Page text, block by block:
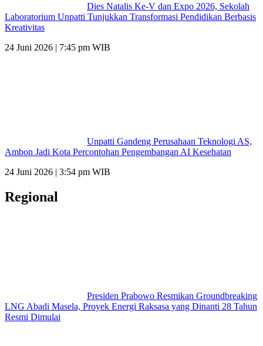
Dies Natalis Ke-V dan Expo 2026, Sekolah
Laboratorium Unpatti Tunjukkan Transformasi Pendidikan Berbasis
Kreativitas
24 Juni 2026 | 7:45 pm WIB
Unpatti Gandeng Perusahaan Teknologi AS,
Ambon Jadi Kota Percontohan Pengembangan AI Kesehatan
24 Juni 2026 | 3:54 pm WIB
Regional
Presiden Prabowo Resmikan Groundbreaking
LNG Abadi Masela, Proyek Energi Raksasa yang Dinanti 28 Tahun
Resmi Dimulai